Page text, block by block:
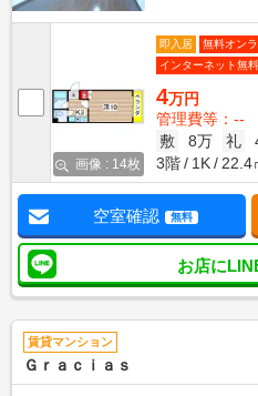
画像 : 14枚
即入居
無料オン
インターネット無料
4万円
管理費等：--
敷
8万 礼
3階
1K 22.4
空室確認 無料
お店に
賃貸マンション
Ｇｒａｃｉａｓ